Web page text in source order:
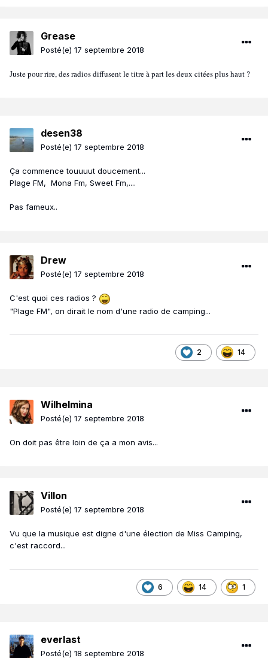
Grease
Posté(e) 17 septembre 2018
Juste pour rire, des radios diffusent le titre à part les deux citées plus haut ?
desen38
Posté(e) 17 septembre 2018
Ça commence touuuut doucement...
Plage FM, Mona Fm, Sweet Fm,....
Pas fameux..
Drew
Posté(e) 17 septembre 2018
C'est quoi ces radios ?
"Plage FM", on dirait le nom d'une radio de camping...
2 14
Wilhelmina
Posté(e) 17 septembre 2018
On doit pas être loin de ça a mon avis...
Villon
Posté(e) 17 septembre 2018
Vu que la musique est digne d'une élection de Miss Camping,
c'est raccord...
6 14 1
everlast
Posté(e) 18 septembre 2018